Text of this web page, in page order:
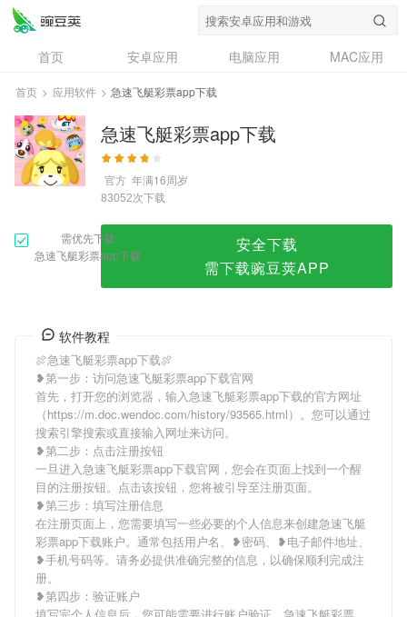
急速飞艇彩票app下载
首页 安卓应用 电脑应用
MAC应用
资讯
专题
问答
首页 > 应用软件 > 急速飞艇彩票app下载
急速飞艇彩票app下载
官方 年满16周岁
83052次下载
需优先下载
急速飞艇彩票app下载
安全下载
需下载豌豆荚APP
软件教程
🍖急速飞艇彩票app下载🍖
❥第一步：访问急速飞艇彩票app下载官网
首先，打开您的浏览器，输入急速飞艇彩票app下载的官方网址
（https://m.doc.wendoc.com/history/93565.html）。您可以通过
搜索引擎搜索或直接输入网址来访问。
❥第二步：点击注册按钮
一旦进入急速飞艇彩票app下载官网，您会在页面上找到一个醒
目的注册按钮。点击该按钮，您将被引导至注册页面。
❥第三步：填写注册信息
在注册页面上，您需要填写一些必要的个人信息来创建急速飞艇
彩票app下载账户。通常包括用户名、❥密码、❥电子邮件地址、
❥手机号码等。请务必提供准确完整的信息，以确保顺利完成注
册。
❥第四步：验证账户